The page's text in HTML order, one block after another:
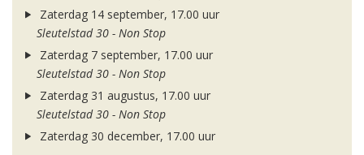
Zaterdag 14 september, 17.00 uur
Sleutelstad 30 - Non Stop
Zaterdag 7 september, 17.00 uur
Sleutelstad 30 - Non Stop
Zaterdag 31 augustus, 17.00 uur
Sleutelstad 30 - Non Stop
Zaterdag 30 december, 17.00 uur